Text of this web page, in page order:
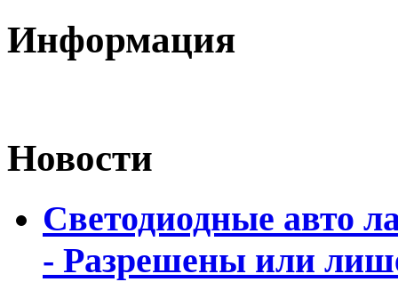
Информация
Новости
Светодиодные авто
- Разрешены или